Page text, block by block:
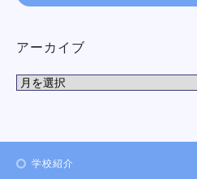
アーカイブ
学校紹介